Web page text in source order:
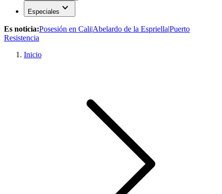
Especiales expand_more
Es noticia:Posesión en Cali|Abelardo de la Espriella|Puerto
Resistencia
Inicio